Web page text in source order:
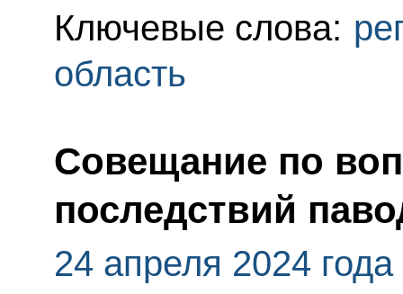
Ключевые слова:
область
Совещание по
последствий
24 апреля 2024 года